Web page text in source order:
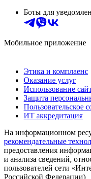
Боты для
Мобильное приложение
Этика и комплаенс
Оказание услуг
Использование
Защита
Пользовательское
ИТ аккредитация
На информационном
рекомендательные
предоставления
и анализа сведений,
пользователей сети
Российской Федерации)